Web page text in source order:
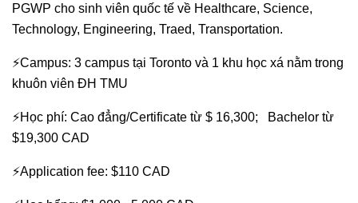
PGWP cho sinh viên quốc tế về Healthcare, Science,
Technology, Engineering, Traed, Transportation.
⚡Campus: 3 campus tại Toronto và 1 khu học xá nằm trong
khuôn viên ĐH TMU
⚡Học phí: Cao đẳng/Certificate từ $ 16,300; Bachelor từ
$19,300 CAD
⚡Application fee: $110 CAD